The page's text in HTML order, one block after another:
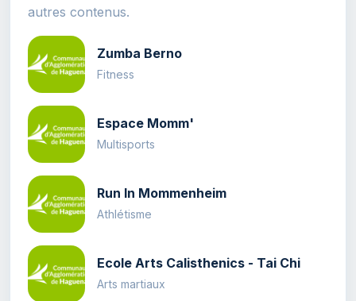
autres contenus.
Zumba Berno
Fitness
Espace Momm'
Multisports
Run In Mommenheim
Athlétisme
Ecole Arts Calisthenics - Tai Chi
Arts martiaux